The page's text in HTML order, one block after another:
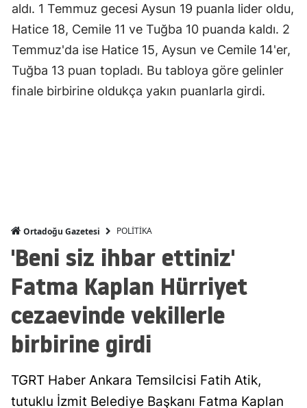
Şırnak
Bartın
Ardahan
Iğdır
aldı. 1 Temmuz gecesi Aysun 19 puanla lider oldu,
Hatice 18, Cemile 11 ve Tuğba 10 puanda kaldı. 2
Temmuz'da ise Hatice 15, Aysun ve Cemile 14'er,
Tuğba 13 puan topladı. Bu tabloya göre gelinler
finale birbirine oldukça yakın puanlarla girdi.
Ortadoğu Gazetesi POLİTİKA
'Beni siz ihbar ettiniz'
Fatma Kaplan Hürriyet
cezaevinde vekillerle
birbirine girdi
TGRT Haber Ankara Temsilcisi Fatih Atik,
tutuklu İzmit Belediye Başkanı Fatma Kaplan